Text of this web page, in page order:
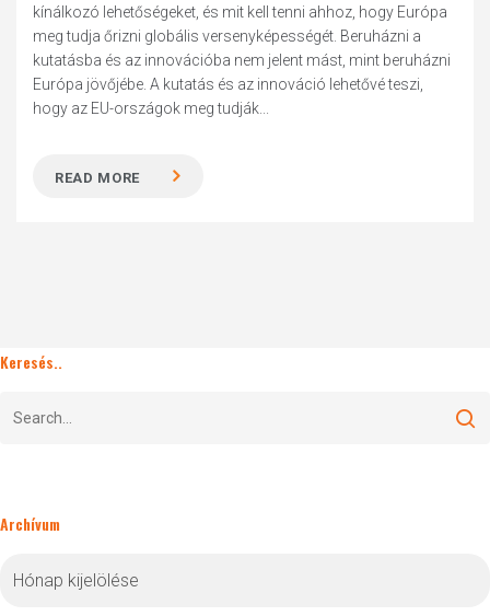
kínálkozó lehetőségeket, és mit kell tenni ahhoz, hogy Európa
meg tudja őrizni globális versenyképességét. Beruházni a
kutatásba és az innovációba nem jelent mást, mint beruházni
Európa jövőjébe. A kutatás és az innováció lehetővé teszi,
hogy az EU-országok meg tudják...
READ MORE
Keresés..
Archívum